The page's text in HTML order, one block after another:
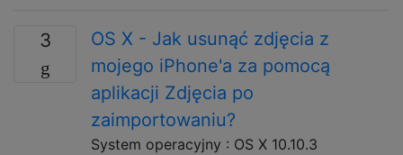
3
OS X - Jak usunąć zdjęcia z
mojego iPhone'a za pomocą
aplikacji Zdjęcia po
zaimportowaniu?
System operacyjny : OS X 10.10.3